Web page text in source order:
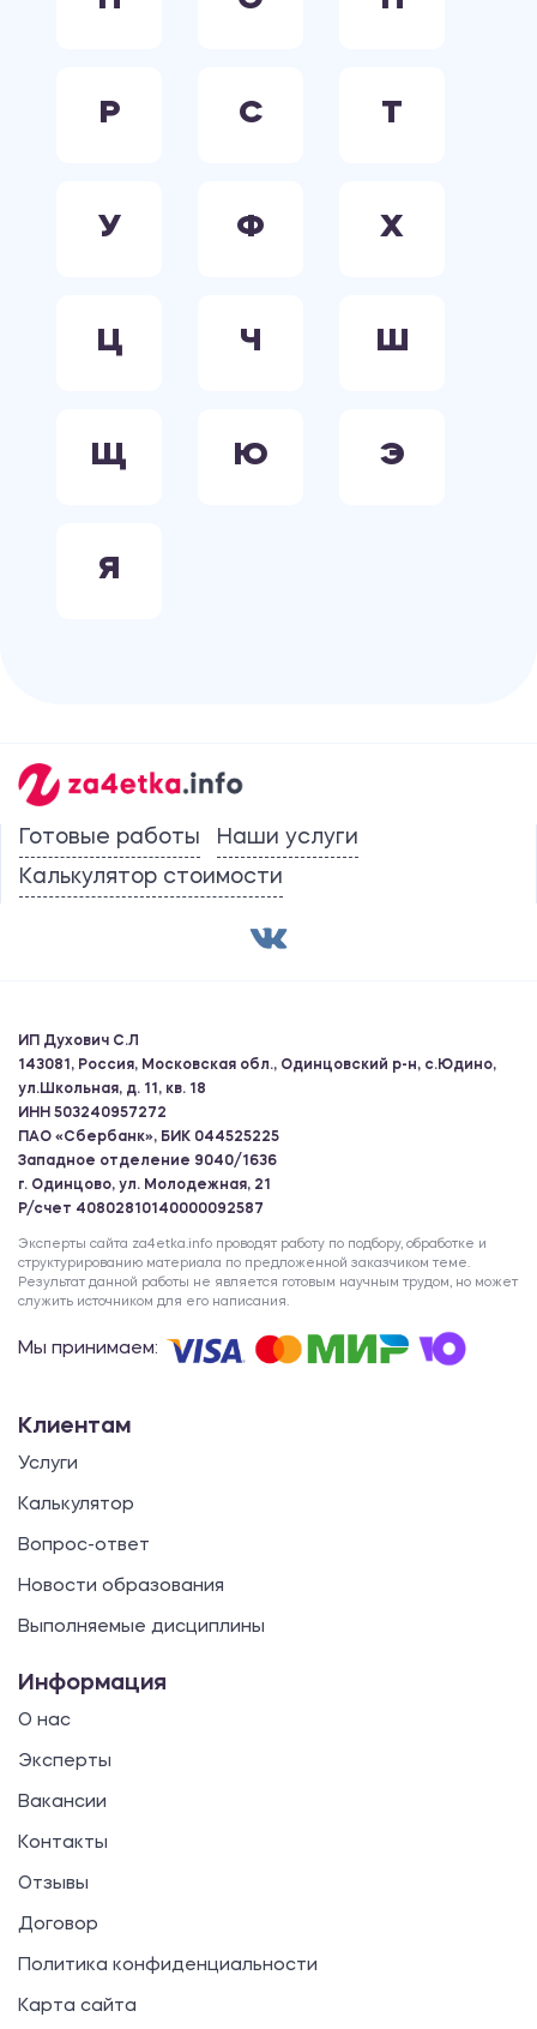
Р С Т
У Ф Х
Ц Ч Ш
Щ Ю Э
Я
Готовые работы
Наши услуги
Калькулятор стоимости
ИП Духович С.Л
143081, Россия, Московская обл., Одинцовский р-н, с.Юдино,
ул.Школьная, д. 11, кв. 18
ИНН 503240957272
ПАО «Сбербанк», БИК 044525225
Западное отделение 9040/1636
г. Одинцово, ул. Молодежная, 21
Р/счет 40802810140000092587
Эксперты сайта za4etka.info проводят работу по подбору, обработке и
структурированию материала по предложенной заказчиком теме.
Результат данной работы не является готовым научным трудом, но может
служить источником для его написания.
Мы принимаем:
Клиентам
Услуги
Калькулятор
Вопрос-ответ
Новости образования
Выполняемые дисциплины
Информация
О нас
Эксперты
Вакансии
Контакты
Отзывы
Договор
Политика конфиденциальности
Карта сайта